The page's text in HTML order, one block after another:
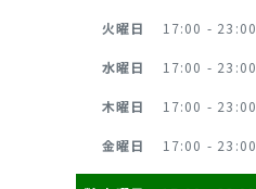
火曜日 17:00 - 23:00
水曜日 17:00 - 23:00
木曜日 17:00 - 23:00
金曜日 17:00 - 23:00